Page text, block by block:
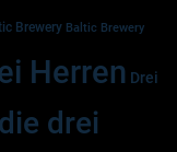
Brewery Baltic Brewery
Herren Drei
drei